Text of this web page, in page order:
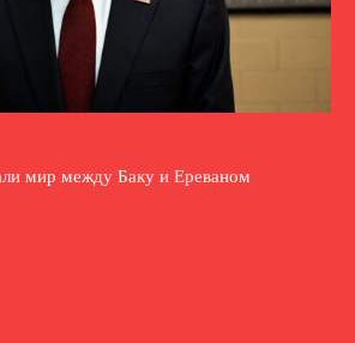
мир между Баку и Ереваном